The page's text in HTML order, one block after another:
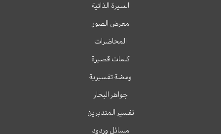
السيرة الذاتية
معرض الصور
المحاضرات
كلمات قصيرة
ومضة تفسيرية
جواهر البحار
تفسير المتدبرين
مسائل وردود